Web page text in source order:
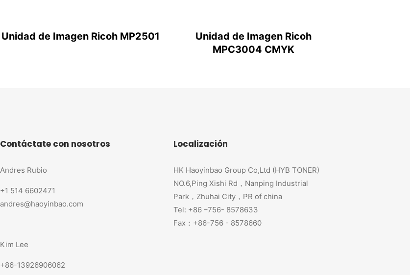
Unidad de Imagen Ricoh MP2501
Unidad de Imagen Ricoh
MPC3004 CMYK
Contáctate con nosotros
Andres Rubio
+1 514 6602471
andres@haoyinbao.com
Kim Lee
+86-13926906062
Localización
HK Haoyinbao Group Co,Ltd (HYB TONER)
NO.6,Ping Xishi Rd，Nanping Industrial
Park，Zhuhai City，PR of china
Tel: +86 –756- 8578633
Fax：+86-756 - 8578660